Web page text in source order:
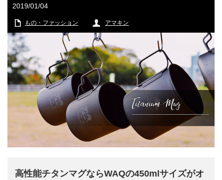
2019/01/04
もの・ファッション アマキン
高性能チタンマグならWAQの450mlサイズがオ